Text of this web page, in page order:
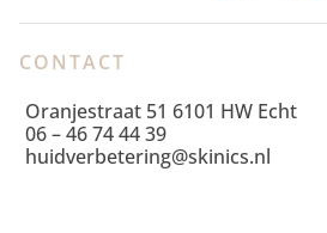
CONTACT
Oranjestraat 51 6101 HW Echt
06 – 46 74 44 39
huidverbetering@skinics.nl